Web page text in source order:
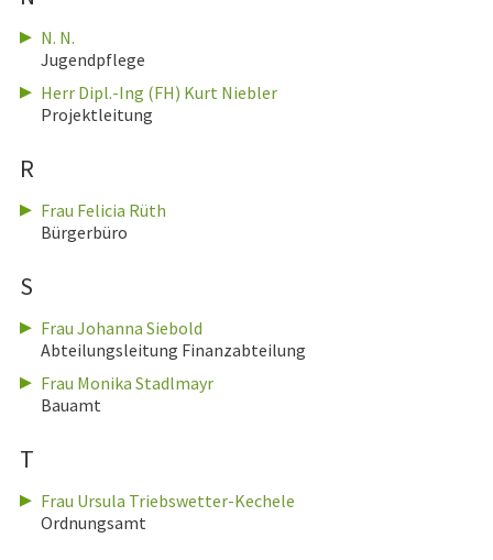
N. N.
Jugendpflege
Herr Dipl.-Ing (FH) Kurt Niebler
Projektleitung
R
Frau Felicia Rüth
Bürgerbüro
S
Frau Johanna Siebold
Abteilungsleitung Finanzabteilung
Frau Monika Stadlmayr
Bauamt
T
Frau Ursula Triebswetter-Kechele
Ordnungsamt